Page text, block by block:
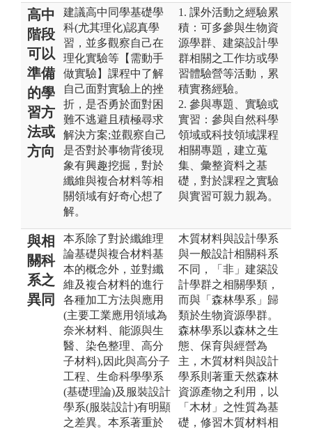
高中
階段
可以
準備
的學
習方
法或
方向
建議高中同學基礎學
科(尤其理化)認真學
習，並多觀察自己在
理化實驗等【需動手
做實驗】課程中了解
自己面對實驗上的挫
折，是否勇於面對困
難不逃避且積極尋求
解決方案;並觀察自己
是否對於事物背後現
象有興趣挖掘，對於
纖維與複合材料等相
關領域有好奇心想了
解。
1. 課外活動之經驗累
積：可多參與生物資
源學群、建築設計學
群相關之工作坊或學
習體驗營等活動，累
積實務經驗。
2. 參與專題、實驗或
實習：參與自然科學
領域或科技領域課程
相關專題，建立蒐
集、彙整資料之基
礎，對於課程之實驗
與實習可親力親為。
與相
關科
系之
異同
本系除了對於纖維理
論基礎與複合材料基
本的概念外，並對纖
維及複合材料的進行
各種加工方法與應用
(主要工業應用領域為
奈米材料、能源與生
醫、染色整理、高分
子材料),因此與高分子
工程、生命科學學系
(基礎理論)及服裝設計
學系(服裝設計)有明顯
之差異。本系著重於
木質材料與設計學系
與一般設計相關科系
不同，「非」建築設
計學群之相關學類，
而與「森林學系」歸
類於生物資源學群。
森林學系以森林之生
態、保育與經營為
主，木質材料與設計
學系則著重天然森林
資源產物之利用，以
「木材」之性質為基
礎，修習木質材料相